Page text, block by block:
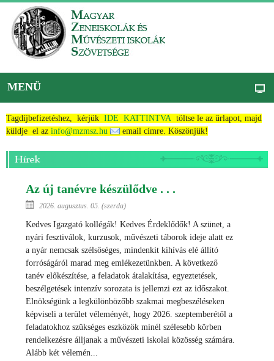
MENÜ
Tagdíjbefizetéshez, kérjük IDE KATTINTVA töltse le az űrlapot, majd
küldje el az info@mzmsz.hu email címre. Köszönjük!
Az új tanévre készülődve . . .
2026. augusztus. 05. (szerda)
Kedves Igazgató kollégák! Kedves Érdeklődők! A szünet, a
nyári fesztiválok, kurzusok, művészeti táborok ideje alatt ez
a nyár nemcsak szélsőséges, mindenkit kihívás elé állító
forróságáról marad meg emlékezetünkben. A következő
tanév előkészítése, a feladatok átalakítása, egyeztetések,
beszélgetések intenzív sorozata is jellemzi ezt az időszakot.
Elnökségünk a legkülönbözőbb szakmai megbeszéléseken
képviseli a terület véleményét, hogy 2026. szeptemberétől a
feladatokhoz szükséges eszközök minél szélesebb körben
rendelkezésre álljanak a művészeti iskolai közösség számára.
Alább két vélemén...